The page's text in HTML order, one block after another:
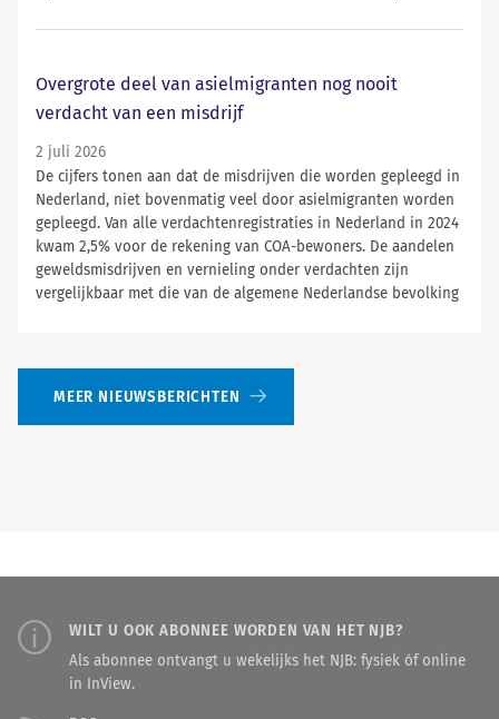
Overgrote deel van asielmigranten nog nooit
verdacht van een misdrijf
2 juli 2026
De cijfers tonen aan dat de misdrijven die worden gepleegd in
Nederland, niet bovenmatig veel door asielmigranten worden
gepleegd. Van alle verdachtenregistraties in Nederland in 2024
kwam 2,5% voor de rekening van COA-bewoners. De aandelen
geweldsmisdrijven en vernieling onder verdachten zijn
vergelijkbaar met die van de algemene Nederlandse bevolking
MEER NIEUWSBERICHTEN
WILT U OOK ABONNEE WORDEN VAN HET NJB?
Als abonnee ontvangt u wekelijks het NJB: fysiek óf online
in InView.